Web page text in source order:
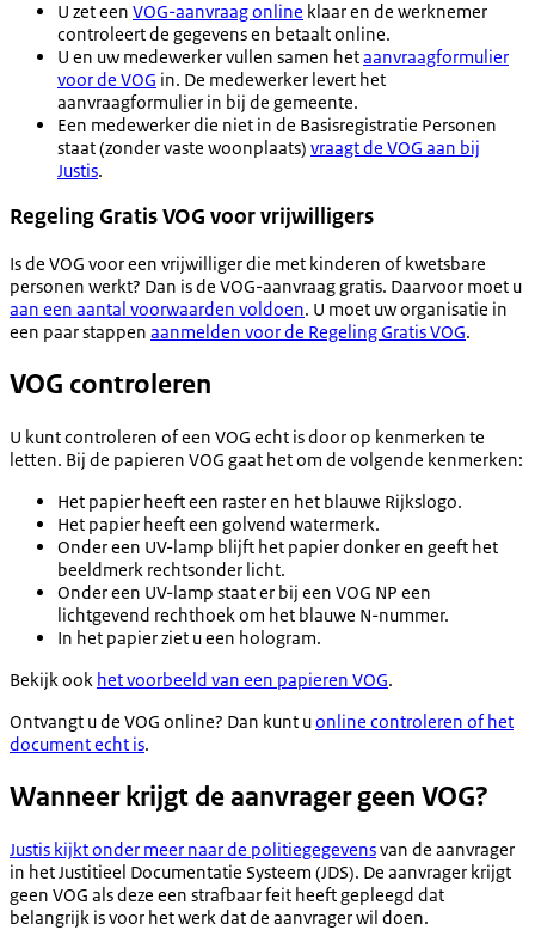
U zet een VOG-aanvraag online klaar en de werknemer
controleert de gegevens en betaalt online.
U en uw medewerker vullen samen hetaanvraagformulier
voor de VOG in. De medewerker levert het
aanvraagformulier in bij de gemeente.
Een medewerker die niet in de Basisregistratie Personen
staat (zonder vaste woonplaats) vraagt de VOG aan bij
Justis.
Regeling Gratis VOG voor vrijwilligers
Is de VOG voor een vrijwilliger die met kinderen of kwetsbare
personen werkt? Dan is de VOG-aanvraag gratis. Daarvoor moet u
aan een aantal voorwaarden voldoen. U moet uw organisatie in
een paar stappen aanmelden voor de Regeling Gratis VOG.
VOG controleren
U kunt controleren of een VOG echt is door op kenmerken te
letten. Bij de papieren VOG gaat het om de volgende kenmerken:
Het papier heeft een raster en het blauwe Rijkslogo.
Het papier heeft een golvend watermerk.
Onder een UV-lamp blijft het papier donker en geeft het
beeldmerk rechtsonder licht.
Onder een UV-lamp staat er bij een VOG NP een
lichtgevend rechthoek om het blauwe N-nummer.
In het papier ziet u een hologram.
Bekijk ook het voorbeeld van een papieren VOG.
Ontvangt u de VOG online? Dan kunt uonline controleren of het
document echt is.
Wanneer krijgt de aanvrager geen VOG?
Justis kijkt onder meer naar de politiegegevensvan de aanvrager
in het Justitieel Documentatie Systeem (JDS). De aanvrager krijgt
geen VOG als deze een strafbaar feit heeft gepleegd dat
belangrijk is voor het werk dat de aanvrager wil doen.